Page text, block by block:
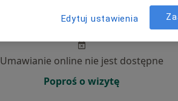
8 Sie 9 Sie
Pon,
10 Sie
Umawianie online nie jest dostępne
Poproś o wizytę
Edytuj ustawienia